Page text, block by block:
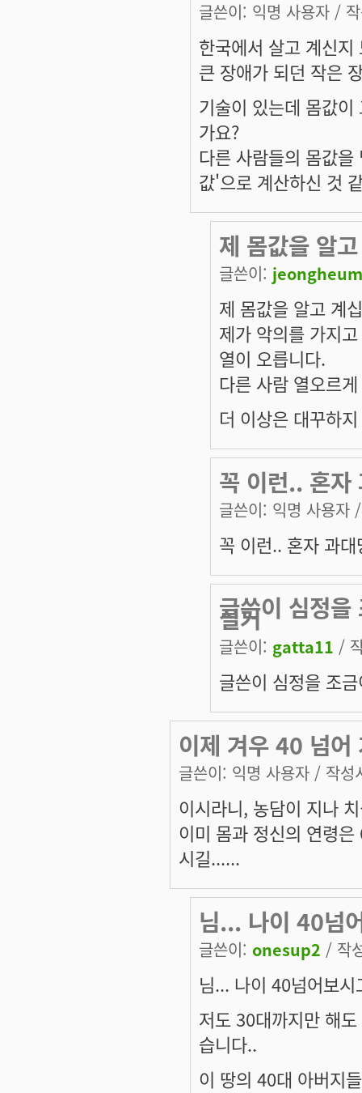
글쓴이: 익명 사용자 /
한국에서 살고 계신지
큰 장애가 되던 작은
기술이 있는데 몸값
가요?
다른 사람들의 몸값
값'으로 계산하신 것
제 몸값을 알
글쓴이:
제 몸값을 알고 계
제가 악의를 가지
열이 오릅니다.
다른 사람 열오르
더 이상은 대꾸하
꼭 이런.. 혼자
글쓴이: 익명 사용자
꼭 이런.. 혼자 과
글쓴이 심정을
실거
글쓴이: gatta11 /
글쓴이 심정을 조
이제 겨우 40 넘어
글쓴이: 익명 사용자 / 작성
이시라니, 농담이 지나
이미 몸과 정신의 연령
시길......
님... 나이 40넘
글쓴이: onesup2 / 작
님... 나이 40넘어보
저도 30대까지만 해
습니다..
이 땅의 40대 아버지